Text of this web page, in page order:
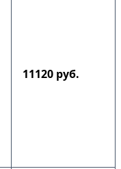
11120 руб.